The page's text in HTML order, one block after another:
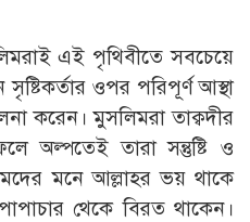
এই পৃথিবীতে সবচেয়ে
ওপর পরিপূর্ণ আস্থা
করেন। মুসলিমরা তাক্বদীর
অল্পতেই তারা সন্তুষ্টি ও
মনে আল্লাহর ভয় থাকে
থেকে বিরত থাকেন।